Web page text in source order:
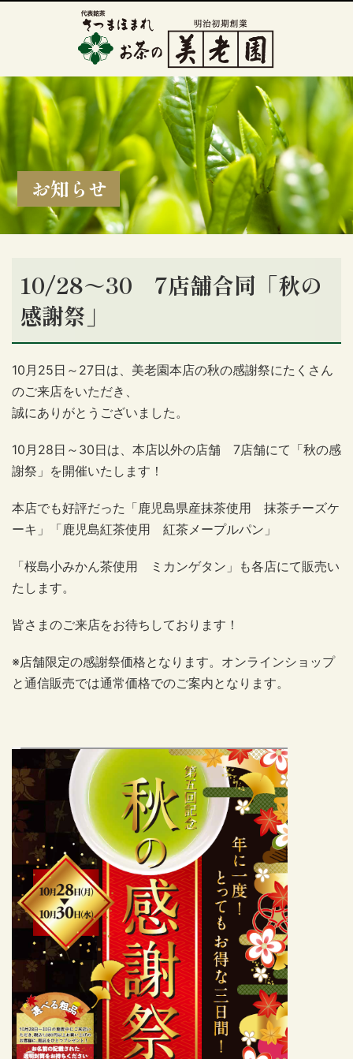
お知らせ
10/28～30 7店舗合同「秋の
感謝祭」
10月25日～27日は、美老園本店の秋の感謝祭にたくさん
のご来店をいただき、
誠にありがとうございました。
10月28日～30日は、本店以外の店舗 7店舗にて「秋の感
謝祭」を開催いたします！
本店でも好評だった「鹿児島県産抹茶使用 抹茶チーズケ
ーキ」「鹿児島紅茶使用 紅茶メープルパン」
「桜島小みかん茶使用 ミカンゲタン」も各店にて販売い
たします。
皆さまのご来店をお待ちしております！
※店舗限定の感謝祭価格となります。オンラインショップ
と通信販売では通常価格でのご案内となります。